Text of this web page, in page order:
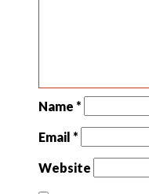
Name*
Email*
Website